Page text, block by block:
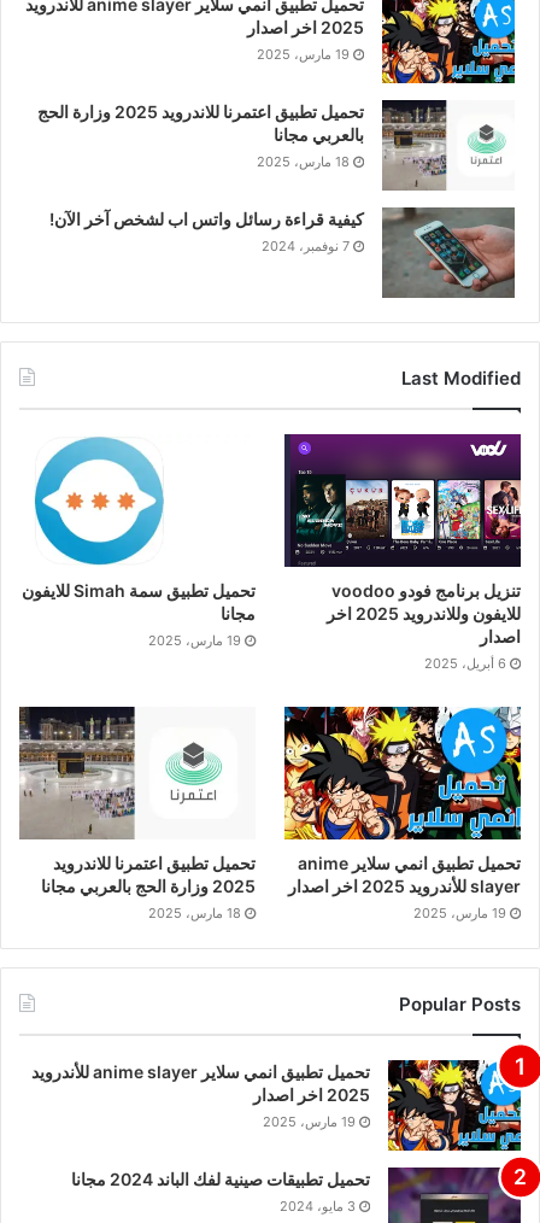
2025 اخر اصدار
19 مارس، 2025
تحميل تطبيق اعتمرنا للاندرويد 2025 وزارة الحج
بالعربي مجانا
18 مارس، 2025
كيفية قراءة رسائل واتس اب لشخص آخر الآن!
7 نوفمبر، 2024
Last Modified
تنزيل برنامج فودو voodoo
للايفون وللاندرويد 2025 اخر
اصدار
6 أبريل، 2025
تحميل تطبيق سمة Simah للايفون
مجانا
19 مارس، 2025
تحميل تطبيق انمي سلاير anime
slayer للأندرويد 2025 اخر اصدار
19 مارس، 2025
تحميل تطبيق اعتمرنا للاندرويد
2025 وزارة الحج بالعربي مجانا
18 مارس، 2025
Popular Posts
تحميل تطبيق انمي سلاير anime slayer للأندرويد
2025 اخر اصدار
19 مارس، 2025
تحميل تطبيقات صينية لفك الباند 2024 مجانا
3 مايو، 2024